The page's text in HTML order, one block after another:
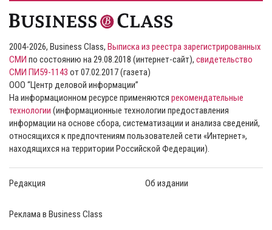
2004-2026, Business Class, Выписка из реестра зарегистрированных
СМИ по состоянию на 29.08.2018 (интернет-сайт), свидетельство
СМИ ПИ59-1143 от 07.02.2017 (газета)
ООО “Центр деловой информации”
На информационном ресурсе применяются рекомендательные
технологии (информационные технологии предоставления
информации на основе сбора, систематизации и анализа сведений,
относящихся к предпочтениям пользователей сети «Интернет»,
находящихся на территории Российской Федерации).
Редакция Об издании
Реклама в Business Class